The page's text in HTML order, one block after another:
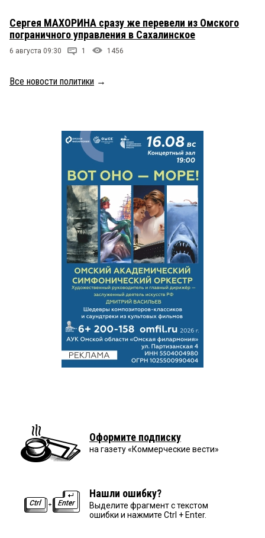
Сергея МАХОРИНА сразу же перевели из Омского
пограничного управления в Сахалинское
6 августа 09:30 1 1456
Все новости политики →
Оформите подписку
на газету «Коммерческие вести»
Нашли ошибку?
Выделите фрагмент с текстом
ошибки и нажмите Ctrl + Enter.